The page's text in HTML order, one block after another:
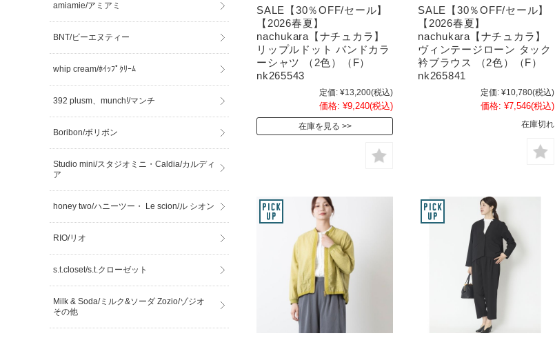
SALE【30％OFF/セール】
【2026春夏】
nachukara【ナチュカラ】
リップルドット バンドカラ
ーシャツ （2色）（F）
nk265543
定価: ¥13,200(税込)
価格: ¥9,240(税込)
在庫を見る
SALE【30％OFF/セール】
【2026春夏】
nachukara【ナチュカラ】
ヴィンテージローン タック
衿ブラウス （2色）（F）
nk265841
定価: ¥10,780(税込)
価格: ¥7,546(税込)
在庫切れ
amiamie/アミアミ
BNT/ビーエヌティー
whip cream/ﾎｲｯﾌﾟｸﾘｰﾑ
392 plusm、munch!/マンチ
Boribon/ボリボン
Studio mini/スタジオミニ・Caldia/カルディ
ア
honey two/ハニーツー・ Le scion/ル シオン
RIO/リオ
s.t.closet/s.t.クローゼット
Milk & Soda/ミルク&ソーダ Zozio/ゾジオ
その他